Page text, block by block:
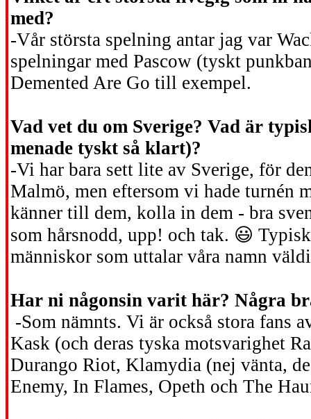
med?
-Vår största spelning antar jag var
spelningar med Pascow (tyskt
Demented Are Go till exempel.
Vad vet du om Sverige? Vad är
menade tyskt så klart)?
-Vi har bara sett lite av Sverige, för
Malmö, men eftersom vi hade turnén
känner till dem, kolla in dem - bra
som hårsnodd, upp! och tak. 😃
människor som uttalar våra namn
Har ni någonsin varit här? Några
-Som nämnts. Vi är också stora fans
Kask (och deras tyska motsvarighet
Durango Riot, Klamydia (nej vänta,
Enemy, In Flames, Opeth och The